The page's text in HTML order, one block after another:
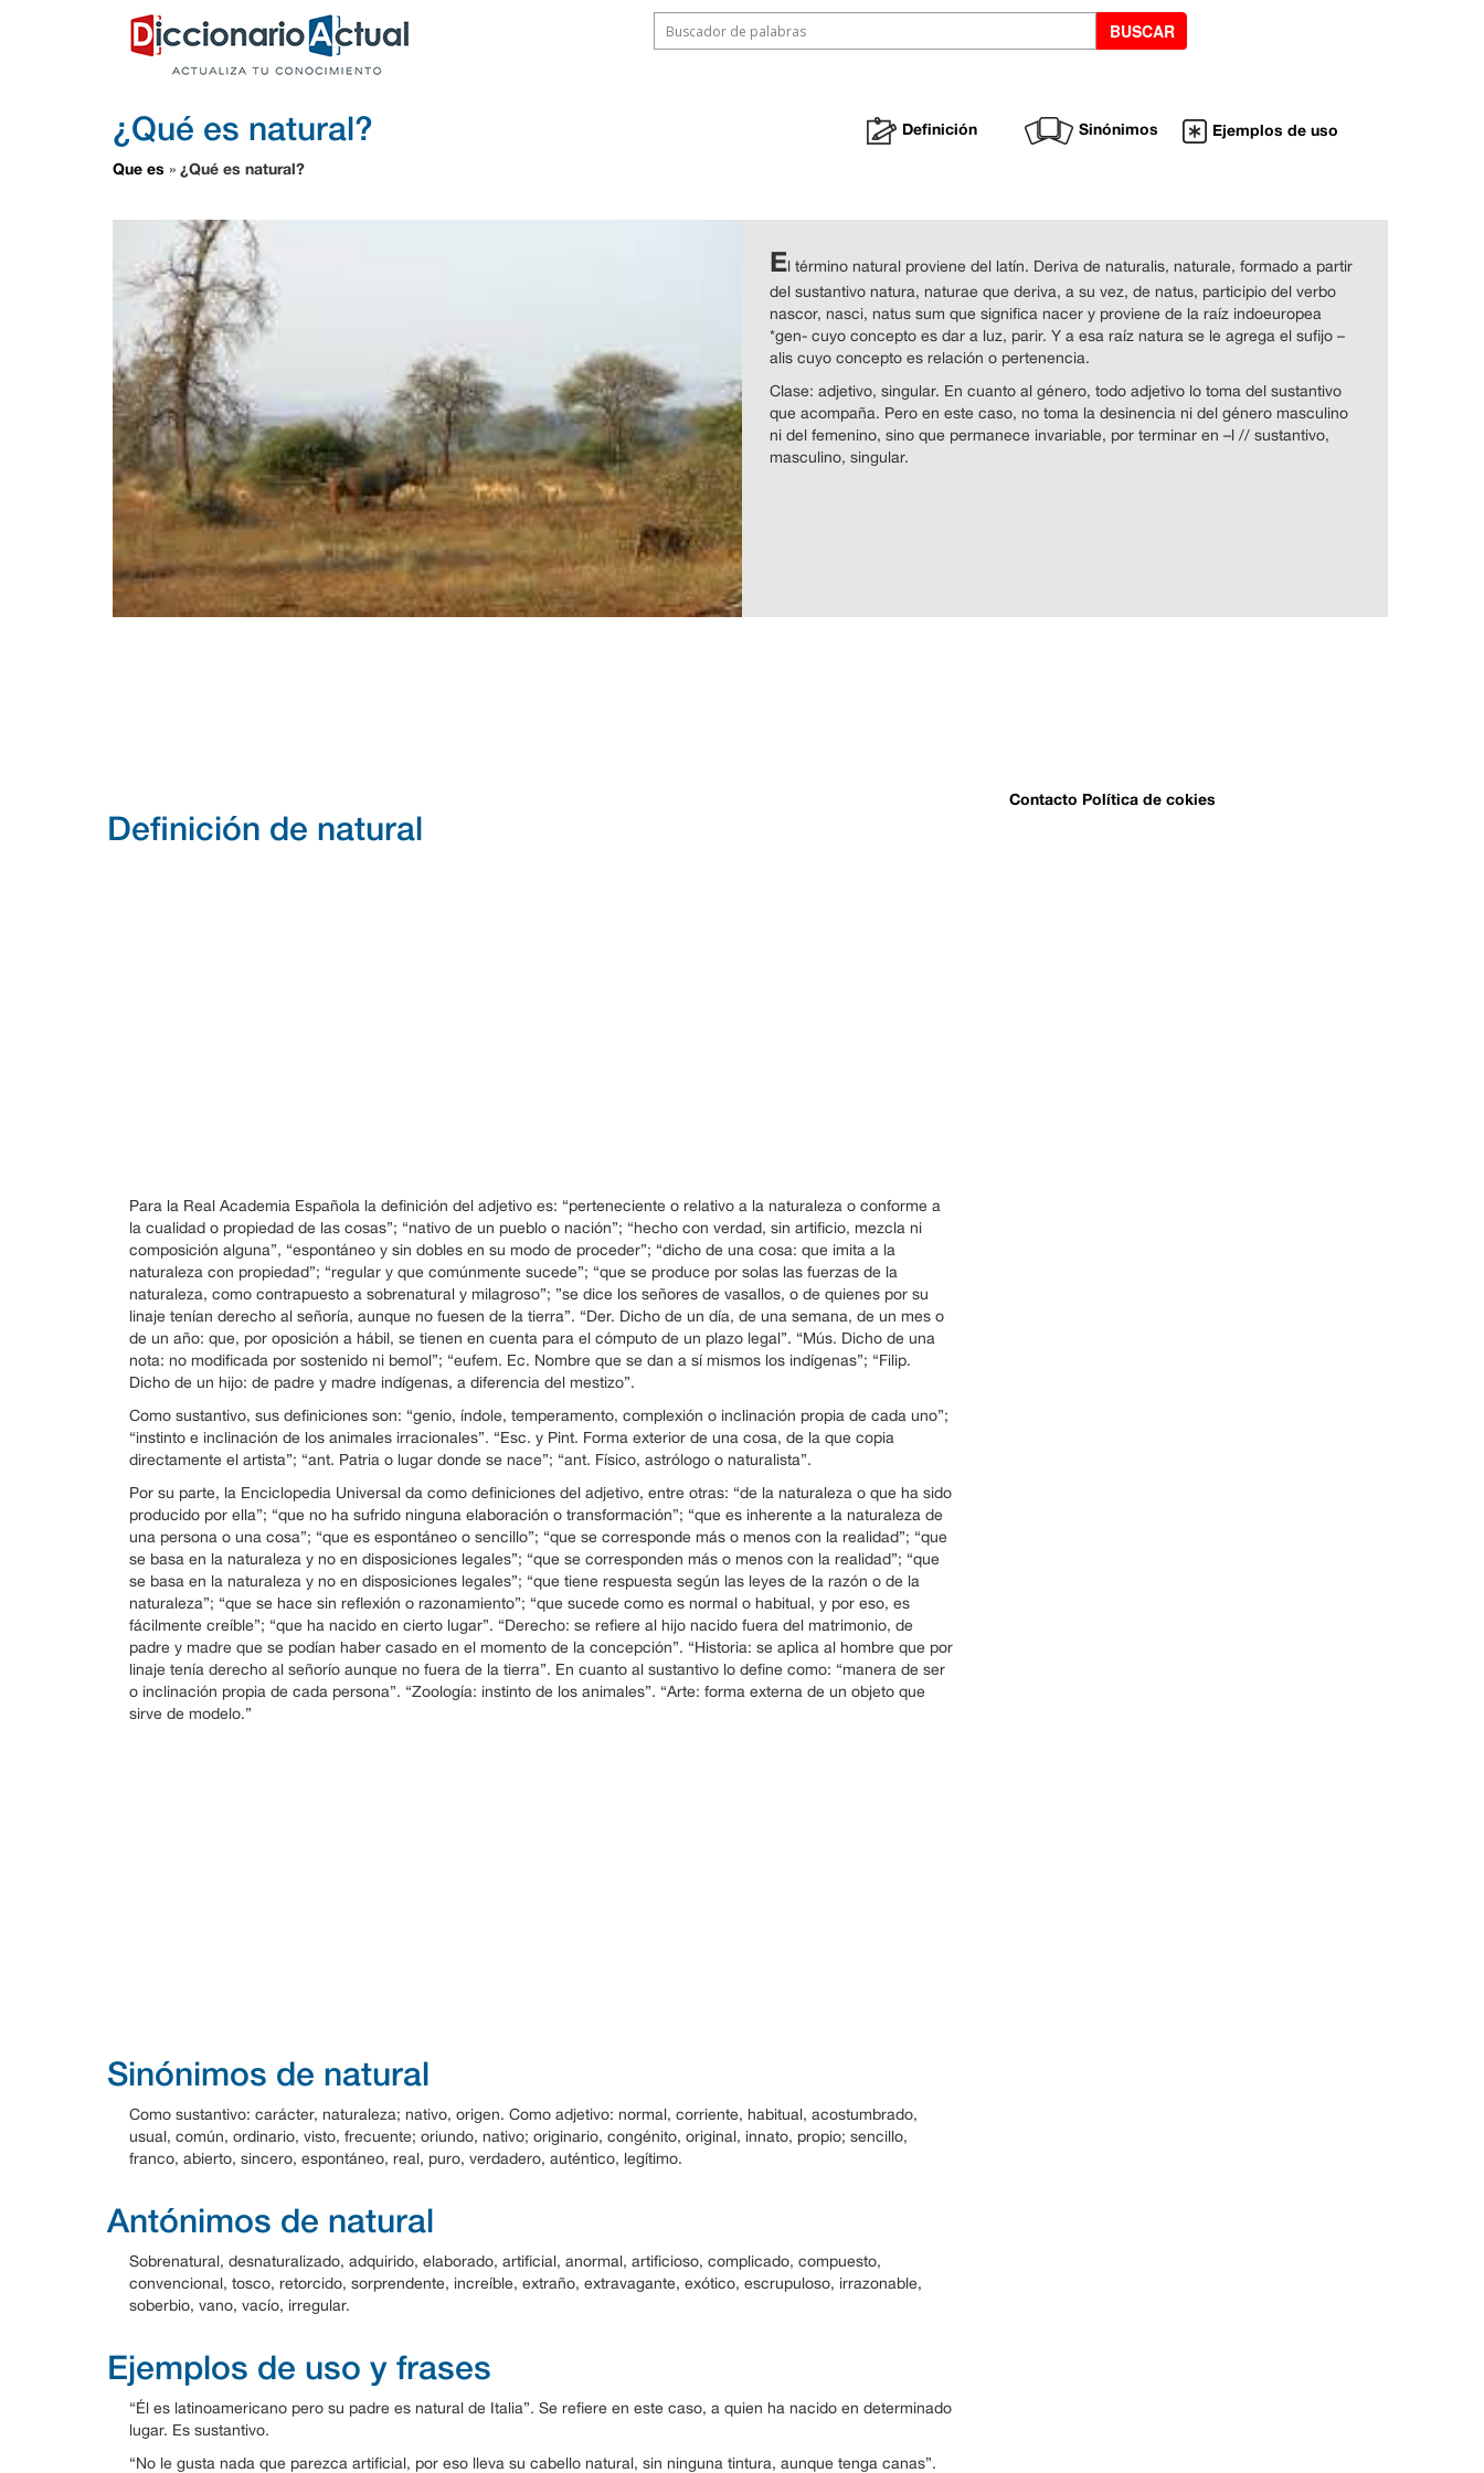
¿Qué es natural?
Que es » ¿Qué es natural?
Definición Sinónimos Ejemplos de uso
El término natural proviene del latín. Deriva de naturalis, naturale, formado a partir
del sustantivo natura, naturae que deriva, a su vez, de natus, participio del verbo
nascor, nasci, natus sum que significa nacer y proviene de la raíz indoeuropea
*gen- cuyo concepto es dar a luz, parir. Y a esa raíz natura se le agrega el sufijo –
alis cuyo concepto es relación o pertenencia.
Clase: adjetivo, singular. En cuanto al género, todo adjetivo lo toma del sustantivo
que acompaña. Pero en este caso, no toma la desinencia ni del género masculino
ni del femenino, sino que permanece invariable, por terminar en –l // sustantivo,
masculino, singular.
Definición de natural
Para la Real Academia Española la definición del adjetivo es: “perteneciente o relativo a la naturaleza o conforme a
la cualidad o propiedad de las cosas”; “nativo de un pueblo o nación”; “hecho con verdad, sin artificio, mezcla ni
composición alguna”, “espontáneo y sin dobles en su modo de proceder”; “dicho de una cosa: que imita a la
naturaleza con propiedad”; “regular y que comúnmente sucede”; “que se produce por solas las fuerzas de la
naturaleza, como contrapuesto a sobrenatural y milagroso”; ”se dice los señores de vasallos, o de quienes por su
linaje tenían derecho al señoría, aunque no fuesen de la tierra”. “Der. Dicho de un día, de una semana, de un mes o
de un año: que, por oposición a hábil, se tienen en cuenta para el cómputo de un plazo legal”. “Mús. Dicho de una
nota: no modificada por sostenido ni bemol”; “eufem. Ec. Nombre que se dan a sí mismos los indígenas”; “Filip.
Dicho de un hijo: de padre y madre indígenas, a diferencia del mestizo”.
Como sustantivo, sus definiciones son: “genio, índole, temperamento, complexión o inclinación propia de cada uno”;
“instinto e inclinación de los animales irracionales”. “Esc. y Pint. Forma exterior de una cosa, de la que copia
directamente el artista”; “ant. Patria o lugar donde se nace”; “ant. Físico, astrólogo o naturalista”.
Por su parte, la Enciclopedia Universal da como definiciones del adjetivo, entre otras: “de la naturaleza o que ha sido
producido por ella”; “que no ha sufrido ninguna elaboración o transformación”; “que es inherente a la naturaleza de
una persona o una cosa”; “que es espontáneo o sencillo”; “que se corresponde más o menos con la realidad”; “que
se basa en la naturaleza y no en disposiciones legales”; “que se corresponden más o menos con la realidad”; “que
se basa en la naturaleza y no en disposiciones legales”; “que tiene respuesta según las leyes de la razón o de la
naturaleza”; “que se hace sin reflexión o razonamiento”; “que sucede como es normal o habitual, y por eso, es
fácilmente creíble”; “que ha nacido en cierto lugar”. “Derecho: se refiere al hijo nacido fuera del matrimonio, de
padre y madre que se podían haber casado en el momento de la concepción”. “Historia: se aplica al hombre que por
linaje tenía derecho al señorío aunque no fuera de la tierra”. En cuanto al sustantivo lo define como: “manera de ser
o inclinación propia de cada persona”. “Zoología: instinto de los animales”. “Arte: forma externa de un objeto que
sirve de modelo.”
Sinónimos de natural
Como sustantivo: carácter, naturaleza; nativo, origen. Como adjetivo: normal, corriente, habitual, acostumbrado,
usual, común, ordinario, visto, frecuente; oriundo, nativo; originario, congénito, original, innato, propio; sencillo,
franco, abierto, sincero, espontáneo, real, puro, verdadero, auténtico, legítimo.
Antónimos de natural
Sobrenatural, desnaturalizado, adquirido, elaborado, artificial, anormal, artificioso, complicado, compuesto,
convencional, tosco, retorcido, sorprendente, increíble, extraño, extravagante, exótico, escrupuloso, irrazonable,
soberbio, vano, vacío, irregular.
Ejemplos de uso y frases
“Él es latinoamericano pero su padre es natural de Italia”. Se refiere en este caso, a quien ha nacido en determinado
lugar. Es sustantivo.
“No le gusta nada que parezca artificial, por eso lleva su cabello natural, sin ninguna tintura, aunque tenga canas”.
Contacto Política de cokies